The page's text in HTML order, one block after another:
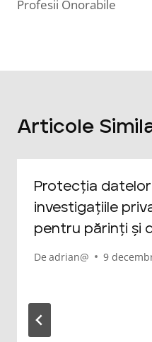
Profesii Onorabile
Articole
Protecția
investigațiile
pentru părinți și
De adrian@ 9